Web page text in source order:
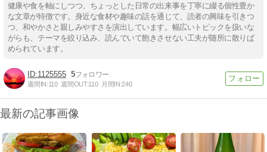
健康や食を軸にしつつ、ちょっとした日常の出来事を丁寧に綴る個性豊か
な文章が特徴です。身近な食材や趣味の話を通じて、読者の興味を引きつ
つ、和やかさと親しみやすさを演出しています。幅広いトピックを扱いな
がらも、テーマを絞り込み、読んでいて飽きさせない工夫が随所に散りば
められています。
1125555 5
週間IN:110 週間OUT:110 月間IN:240
最新の記事画像